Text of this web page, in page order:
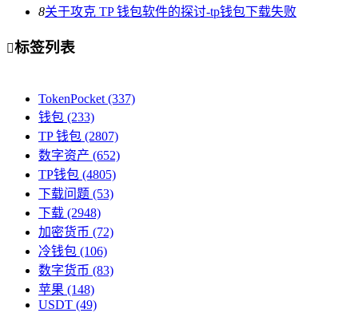
8关于攻克 TP 钱包软件的探讨-tp钱包下载失败
标签列表
TokenPocket(337)
钱包 (233)
TP 钱包 (2807)
数字资产 (652)
TP钱包 (4805)
下载问题 (53)
下载 (2948)
加密货币 (72)
冷钱包 (106)
数字货币 (83)
苹果 (148)
USDT (49)